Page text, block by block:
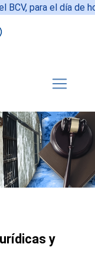
para el día de
y